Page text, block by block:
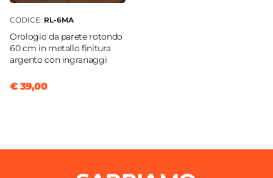
CODICE: RL-6MA
Orologio da parete rotondo
60 cm in metallo finitura
argento con ingranaggi
€ 39,00